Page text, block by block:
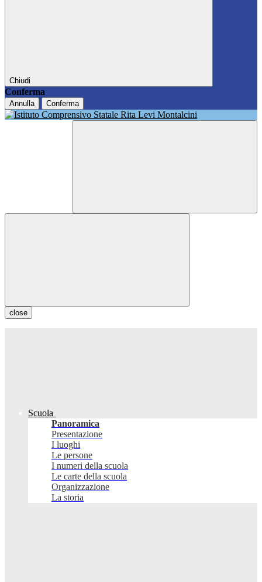
Chiudi
Conferma
Annulla Conferma
close
Scuola
Panoramica
Presentazione
I luoghi
Le persone
I numeri della scuola
Le carte della scuola
Organizzazione
La storia